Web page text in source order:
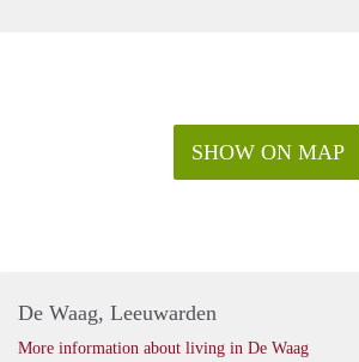
SHOW ON MAP
De Waag, Leeuwarden
More information about living in De Waag